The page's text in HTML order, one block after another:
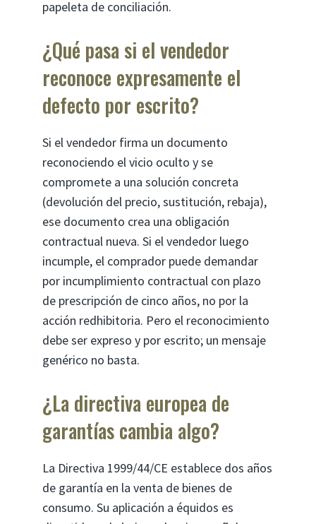
papeleta de conciliación.
¿Qué pasa si el vendedor
reconoce expresamente el
defecto por escrito?
Si el vendedor firma un documento
reconociendo el vicio oculto y se
compromete a una solución concreta
(devolución del precio, sustitución, rebaja),
ese documento crea una obligación
contractual nueva. Si el vendedor luego
incumple, el comprador puede demandar
por incumplimiento contractual con plazo
de prescripción de cinco años, no por la
acción redhibitoria. Pero el reconocimiento
debe ser expreso y por escrito; un mensaje
genérico no basta.
¿La directiva europea de
garantías cambia algo?
La Directiva 1999/44/CE establece dos años
de garantía en la venta de bienes de
consumo. Su aplicación a équidos es